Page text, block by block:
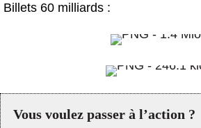
Billets 60 milliards :
Vous voulez passer à l’action ?